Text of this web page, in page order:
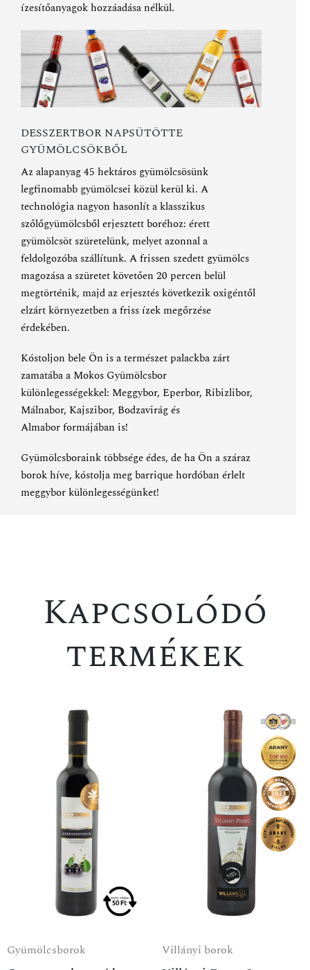
ízesítőanyagok hozzáadása nélkül.
DESSZERTBOR NAPSÜTÖTTE
GYÜMÖLCSÖKBŐL
Az alapanyag 45 hektáros gyümölcsösünk
legfinomabb gyümölcsei közül kerül ki. A
technológia nagyon hasonlít a klasszikus
szőlőgyümölcsből erjesztett boréhoz: érett
gyümölcsöt szüretelünk, melyet azonnal a
feldolgozóba szállítunk. A frissen szedett gyümölcs
magozása a szüretet követően 20 percen belül
megtörténik, majd az erjesztés következik oxigéntől
elzárt környezetben a friss ízek megőrzése
érdekében.
Kóstoljon bele Ön is a természet palackba zárt
zamatába a Mokos Gyümölcsbor
különlegességekkel: Meggybor, Eperbor, Ribizlibor,
Málnabor, Kajszibor, Bodzavirág és
Almaborformájában is!
Gyümölcsboraink többsége édes, de ha Ön a száraz
borok híve, kóstolja megbarrique hordóban érlelt
meggybor különlegességünket!
Kapcsolódó
termékek
Gyümölcsborok Villányi borok